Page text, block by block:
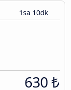
1sa 10dk
630 ₺